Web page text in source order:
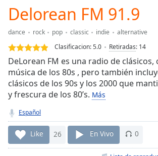
Current
Time0:00
Loaded:
0.00%
Stream
TypeLIVE
Seek to
currently
behind
liveLIVE
Remaining
Time-
Delorean FM 91.9
dance rock pop classic indie
alternative
Clasificacion:5.0 Retiradas: 14
DeLorean FM es una radio de clásicos,
música de los 80s , pero también
clásicos de los 90s y los 2000 que
y frescura de los 80’s. Más
Español
Like 26 En Vivo 0